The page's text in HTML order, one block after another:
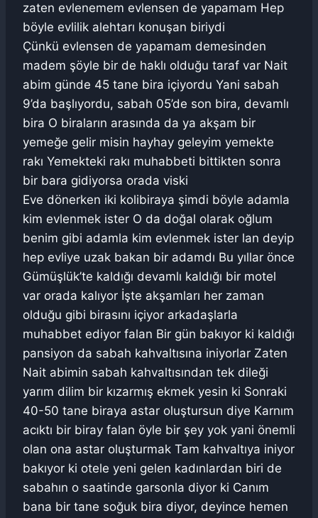
zaten evlenemem evlensen de yapamam Hep
böyle evlilik alehtarı konuşan biriydi
Çünkü evlensen de yapamam demesinden
madem şöyle bir de haklı olduğu taraf var Nait
abim günde 45 tane bira içiyordu Yani sabah
9’da başlıyordu, sabah 05’de son bira, devamlı
bira O biraların arasında da ya akşam bir
yemeğe gelir misin hayhay geleyim yemekte
rakı Yemekteki rakı muhabbeti bittikten sonra
bir bara gidiyorsa orada viski
Eve dönerken iki kolibiraya şimdi böyle adamla
kim evlenmek ister O da doğal olarak oğlum
benim gibi adamla kim evlenmek ister lan deyip
hep evliye uzak bakan bir adamdı Bu yıllar önce
Gümüşlük’te kaldığı devamlı kaldığı bir motel
var orada kalıyor İşte akşamları her zaman
olduğu gibi birasını içiyor arkadaşlarla
muhabbet ediyor falan Bir gün bakıyor ki kaldığı
pansiyon da sabah kahvaltısına iniyorlar Zaten
Nait abimin sabah kahvaltısından tek dileği
yarım dilim bir kızarmış ekmek yesin ki Sonraki
40-50 tane biraya astar oluştursun diye Karnım
acıktı bir biray falan öyle bir şey yok yani önemli
olan ona astar oluşturmak Tam kahvaltıya iniyor
bakıyor ki otele yeni gelen kadınlardan biri de
sabahın o saatinde garsonla diyor ki Canım
bana bir tane soğuk bira diyor, deyince hemen